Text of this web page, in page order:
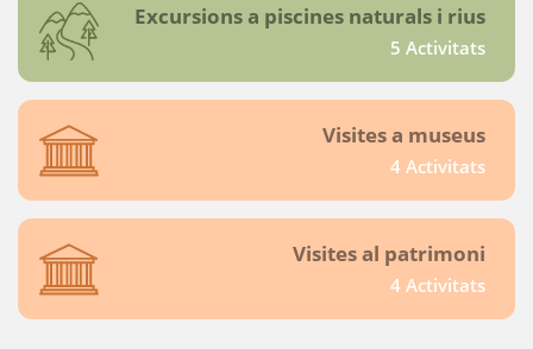
Excursions a piscines naturals i rius
5 Activitats
Visites a museus
4 Activitats
Visites al patrimoni
4 Activitats